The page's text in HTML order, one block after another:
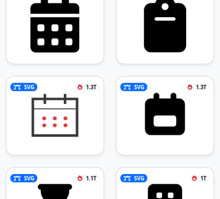
SVG 1.3T SVG 1.3T
SVG 1.1T SVG 1T